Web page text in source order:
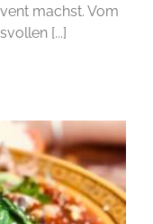
machst. Vom
[...]